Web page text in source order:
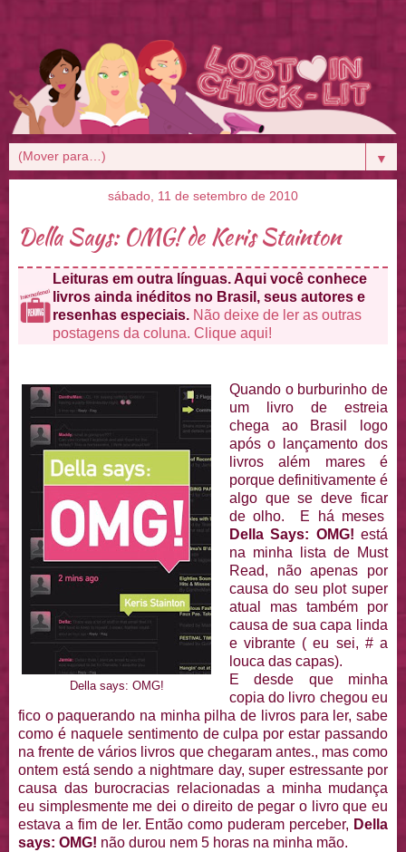
▼
sábado, 11 de setembro de 2010
Della Says: OMG! de Keris Stainton
Leituras em outra línguas. Aqui você conhece
livros ainda inéditos no Brasil, seus autores e
resenhas especiais. Não deixe de ler as outras
postagens da coluna. Clique aqui!
Della says: OMG!
Quando o burburinho de
um livro de estreia
chega ao Brasil logo
após o lançamento dos
livros além mares é
porque definitivamente é
algo que se deve ficar
de olho. E há meses
Della Says: OMG! está
na minha lista de Must
Read, não apenas por
causa do seu plot super
atual mas também por
causa de sua capa linda
e vibrante ( eu sei, # a
louca das capas).
E desde que minha
copia do livro chegou eu
fico o paquerando na minha pilha de livros para ler, sabe
como é naquele sentimento de culpa por estar passando
na frente de vários livros que chegaram antes., mas como
ontem está sendo a nightmare day, super estressante por
causa das burocracias relacionadas a minha mudança
eu simplesmente me dei o direito de pegar o livro que eu
estava a fim de ler. Então como puderam perceber, Della
says: OMG! não durou nem 5 horas na minha mão.